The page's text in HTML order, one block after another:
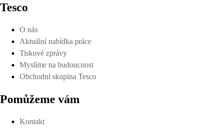
Tesco
O nás
Aktuální nabídka práce
Tiskové zprávy
Myslíme na budoucnost
Obchodní skupina Tesco
Pomůžeme vám
Kontakt